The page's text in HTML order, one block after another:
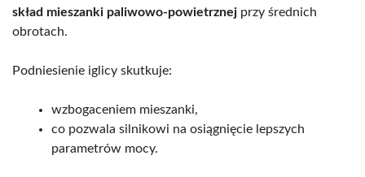
skład mieszanki paliwowo-powietrznej przy średnich
obrotach.
Podniesienie iglicy skutkuje:
wzbogaceniem mieszanki,
co pozwala silnikowi na osiągnięcie lepszych
parametrów mocy.